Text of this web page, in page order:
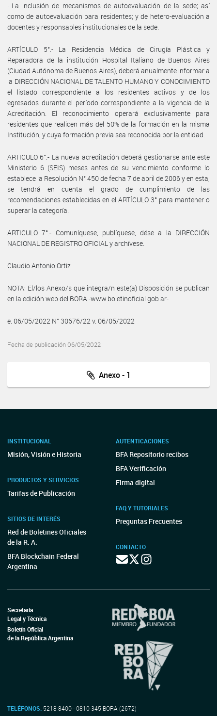
· La inclusión de mecanismos de autoevaluación de la sede; así
como de autoevaluación para residentes; y de hetero-evaluación a
docentes y responsables institucionales de la sede.
ARTÍCULO 5°.- La Residencia Médica de Cirugía Plástica y
Reparadora de la institución Hospital Italiano de Buenos Aires
(Ciudad Autónoma de Buenos Aires), deberá anualmente informar a
la DIRECCIÓN NACIONAL DE TALENTO HUMANO Y CONOCIMIENTO
el listado correspondiente a los residentes activos y de los
egresados durante el período correspondiente a la vigencia de la
Acreditación. El reconocimiento operará exclusivamente para
residentes que realicen más del 50% de la formación en la misma
Institución, y cuya formación previa sea reconocida por la entidad.
ARTICULO 6°.- La nueva acreditación deberá gestionarse ante este
Ministerio 6 (SEIS) meses antes de su vencimiento conforme lo
establece la Resolución N° 450 de fecha 7 de abril de 2006 y en esta,
se tendrá en cuenta el grado de cumplimiento de las
recomendaciones establecidas en el ARTÍCULO 3° para mantener o
superar la categoría.
ARTICULO 7°.- Comuníquese, publíquese, dése a la DIRECCIÓN
NACIONAL DE REGISTRO OFICIAL y archívese.
Claudio Antonio Ortiz
NOTA: El/los Anexo/s que integra/n este(a) Disposición se publican
en la edición web del BORA -www.boletinoficial.gob.ar-
e. 06/05/2022 N° 30676/22 v. 06/05/2022
Fecha de publicación 06/05/2022
Anexo - 1
INSTITUCIONAL
Misión, Visión e Historia
PRODUCTOS Y SERVICIOS
Tarifas de Publicación
SITIOS DE INTERÉS
Red de Boletines Oficiales
de la R. A.
BFA Blockchain Federal
Argentina
AUTENTICACIONES
BFA Repositorio recibos
BFA Verificación
Firma digital
FAQ Y TUTORIALES
Preguntas Frecuentes
CONTACTO
Secretaría
Legal y Técnica
Boletín Oficial
de la República Argentina
TELÉFONOS: 5218-8400 - 0810-345-BORA (2672)